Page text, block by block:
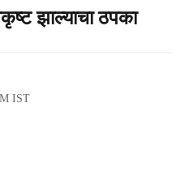
झाल्‍याचा ठपका
IST